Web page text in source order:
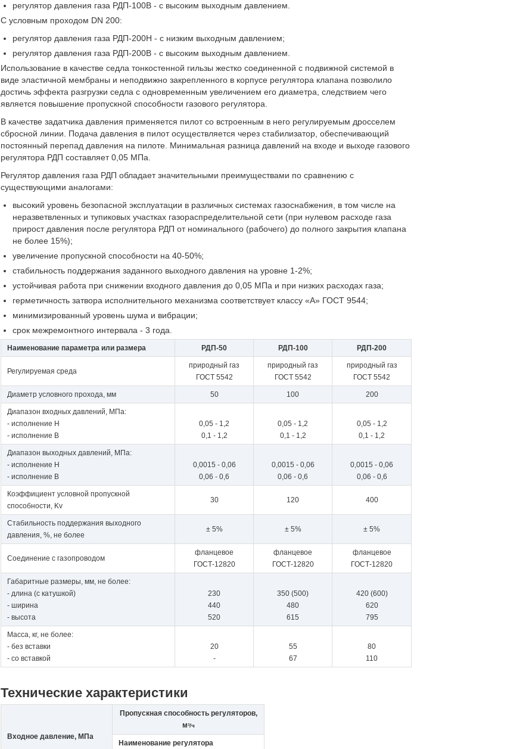
регулятор давления газа РДП-100В - с высоким выходным давлением.
С условным проходом DN 200:
регулятор давления газа РДП-200Н - с низким выходным давлением;
регулятор давления газа РДП-200В - с высоким выходным давлением.
Использование в качестве седла тонкостенной гильзы жестко соединенной с подвижной системой в
виде эластичной мембраны и неподвижно закрепленного в корпусе регулятора клапана позволило
достичь эффекта разгрузки седла с одновременным увеличением его диаметра, следствием чего
является повышение пропускной способности газового регулятора.
В качестве задатчика давления применяется пилот со встроенным в него регулируемым дросселем
сбросной линии. Подача давления в пилот осуществляется через стабилизатор, обеспечивающий
постоянный перепад давления на пилоте. Минимальная разница давлений на входе и выходе газового
регулятора РДП составляет 0,05 МПа.
Регулятор давления газа РДП обладает значительными преимуществами по сравнению с
существующими аналогами:
высокий уровень безопасной эксплуатации в различных системах газоснабжения, в том числе на
неразветвленных и тупиковых участках газораспределительной сети (при нулевом расходе газа
прирост давления после регулятора РДП от номинального (рабочего) до полного закрытия клапана
не более 15%);
увеличение пропускной способности на 40-50%;
стабильность поддержания заданного выходного давления на уровне 1-2%;
устойчивая работа при снижении входного давления до 0,05 МПа и при низких расходах газа;
герметичность затвора исполнительного механизма соответствует классу «А» ГОСТ 9544;
минимизированный уровень шума и вибрации;
срок межремонтного интервала - 3 года.
Наименование параметра или размера РДП-50 РДП-100 РДП-200
Регулируемая среда
природный газ
ГОСТ 5542
природный газ
ГОСТ 5542
природный газ
ГОСТ 5542
Диаметр условного прохода, мм 50 100 200
Диапазон входных давлений, МПа:
- исполнение Н
- исполнение В
0,05 - 1,2
0,1 - 1,2
0,05 - 1,2
0,1 - 1,2
0,05 - 1,2
0,1 - 1,2
Диапазон выходных давлений, МПа:
- исполнение Н
- исполнение В
0,0015 - 0,06
0,06 - 0,6
0,0015 - 0,06
0,06 - 0,6
0,0015 - 0,06
0,06 - 0,6
Коэффициент условной пропускной
способности, Kv
30 120 400
Стабильность поддержания выходного
давления, %, не более
± 5% ± 5% ± 5%
Соединение с газопроводом
фланцевое
ГОСТ-12820
фланцевое
ГОСТ-12820
фланцевое
ГОСТ-12820
Габаритные размеры, мм, не более:
- длина (с катушкой)
- ширина
- высота
230
440
520
350 (500)
480
615
420 (600)
620
795
Масса, кг, не более:
- без вставки
- со вставкой
20
-
55
67
80
110
Технические характеристики
Входное давление, МПа
Пропускная способность регуляторов,
м³/ч
Наименование регулятора